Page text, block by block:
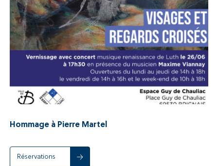
Hommage à Pierre Martel
Réservations